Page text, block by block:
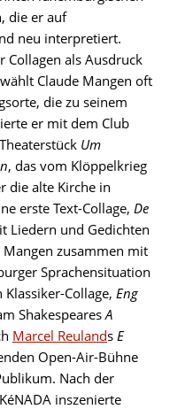
die er auf
neu interpretiert.
Collagen als Ausdruck
Claude Mangen oft
die zu seinem
er mit dem Club
Um
, das vom Klöppelkrieg
die alte Kirche in
erste Text-Collage, De
Liedern und Gedichten
zusammen mit
Sprachensituation
Collage, Eng
ShakespearesA
Marcel Reulands E
Open-Air-Bühne
Nach der
inszenierte